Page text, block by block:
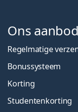
Ons aanbod
Regelmatige
Bonussysteem
Korting
Studentenkorting